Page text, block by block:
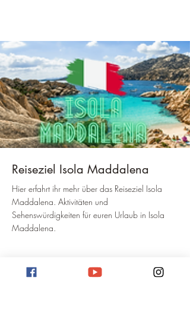
Reiseziel Isola Maddalena
Hier erfahrt ihr mehr über das Reiseziel Isola
Maddalena. Aktivitäten und
Sehenswürdigkeiten für euren Urlaub in Isola
Maddalena.